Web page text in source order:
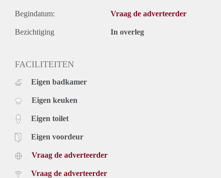
Begindatum: Vraag de adverteerder
Bezichtiging In overleg
FACILITEITEN
Eigen badkamer
Eigen keuken
Eigen toilet
Eigen voordeur
Vraag de adverteerder
Vraag de adverteerder